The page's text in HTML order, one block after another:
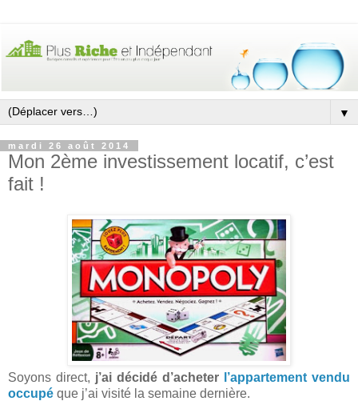
▼
mardi 26 août 2014
Mon 2ème investissement locatif, c’est
fait !
Soyons direct, j’ai décidé d’acheter
l’appartement vendu
occupé que j’ai visité la semaine dernière.